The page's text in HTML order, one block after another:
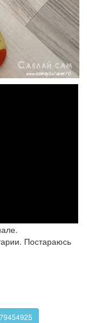
Постараюсь